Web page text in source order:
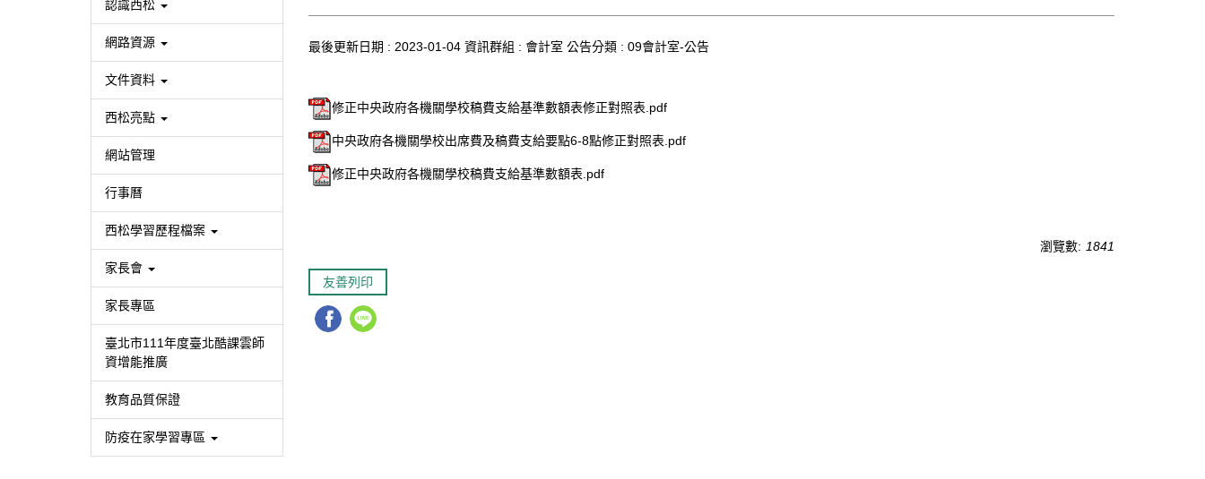
認識西松
網路資源
文件資料
西松亮點
網站管理
行事曆
西松學習歷程檔案
家長會
家長專區
臺北市111年度臺北酷課雲師
資增能推廣
教育品質保證
防疫在家學習專區
最後更新日期 : 2023-01-04 資訊群組 : 會計室 公告分類 : 09會計室-公告
修正中央政府各機關學校稿費支給基準數額表修正對照表.pdf
中央政府各機關學校出席費及稿費支給要點6-8點修正對照表.pdf
修正中央政府各機關學校稿費支給基準數額表.pdf
瀏覽數: 1841
友善列印